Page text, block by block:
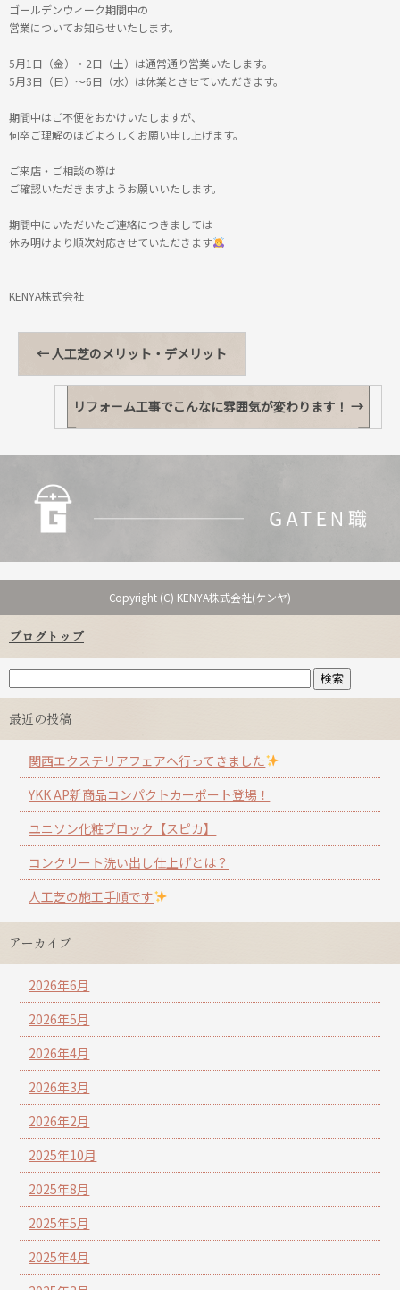
ゴールデンウィーク期間中の
営業についてお知らせいたします。
5月1日（金）・2日（土）は通常通り営業いたします。
5月3日（日）〜6日（水）は休業とさせていただきます。
期間中はご不便をおかけいたしますが、
何卒ご理解のほどよろしくお願い申し上げます。
ご来店・ご相談の際は
ご確認いただきますようお願いいたします。
期間中にいただいたご連絡につきましては
休み明けより順次対応させていただきます
KENYA株式会社
← 人工芝のメリット・デメリット
リフォーム工事でこんなに雰囲気が変わります！ →
Copyright (C) KENYA株式会社(ケンヤ)
ブログトップ
最近の投稿
関西エクステリアフェアへ行ってきました
YKK AP新商品コンパクトカーポート登場！
ユニソン化粧ブロック【スピカ】
コンクリート洗い出し仕上げとは？
人工芝の施工手順です
アーカイブ
2026年6月
2026年5月
2026年4月
2026年3月
2026年2月
2025年10月
2025年8月
2025年5月
2025年4月